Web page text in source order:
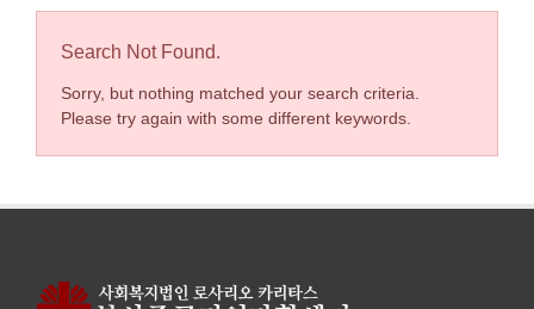
Search Not Found.
Sorry, but nothing matched your search criteria.
Please try again with some different keywords.